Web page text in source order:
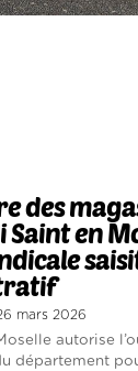
des
en
mars 2026
autorise
département